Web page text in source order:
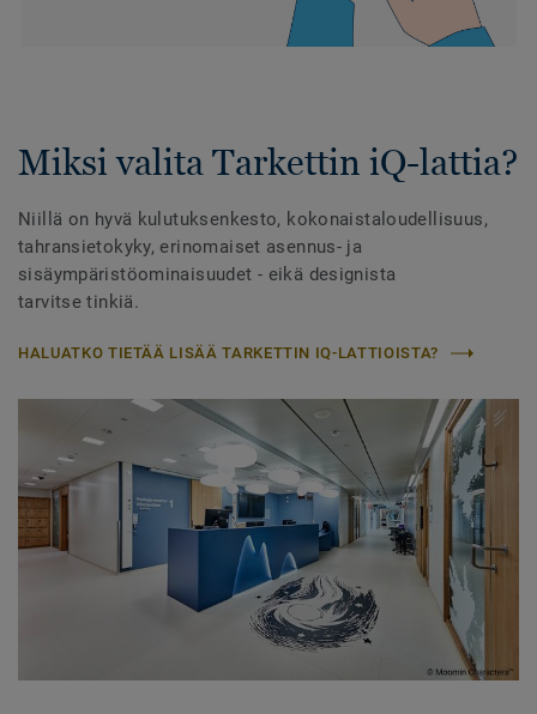
Miksi valita Tarkettin iQ-lattia?
Niillä on hyvä kulutuksenkesto, kokonaistaloudellisuus,
tahransietokyky, erinomaiset asennus- ja
sisäympäristöominaisuudet - eikä designista
tarvitse tinkiä.
HALUATKO TIETÄÄ LISÄÄ TARKETTIN IQ-LATTIOISTA?